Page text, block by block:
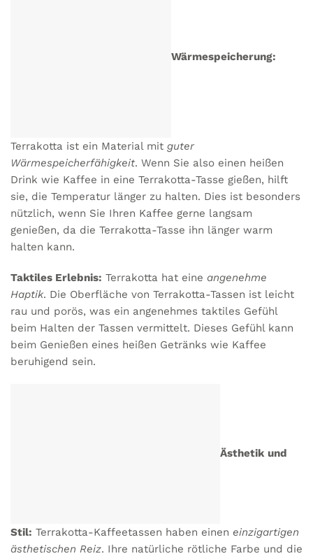
Wärmespeicherung:
Terrakotta ist ein Material mit guter
Wärmespeicherfähigkeit. Wenn Sie also einen heißen
Drink wie Kaffee in eine Terrakotta-Tasse gießen, hilft
sie, die Temperatur länger zu halten. Dies ist besonders
nützlich, wenn Sie Ihren Kaffee gerne langsam
genießen, da die Terrakotta-Tasse ihn länger warm
halten kann.
Taktiles Erlebnis: Terrakotta hat eine angenehme
Haptik. Die Oberfläche von Terrakotta-Tassen ist leicht
rau und porös, was ein angenehmes taktiles Gefühl
beim Halten der Tassen vermittelt. Dieses Gefühl kann
beim Genießen eines heißen Getränks wie Kaffee
beruhigend sein.
Ästhetik und
Stil: Terrakotta-Kaffeetassen haben einen einzigartigen
ästhetischen Reiz. Ihre natürliche rötliche Farbe und die